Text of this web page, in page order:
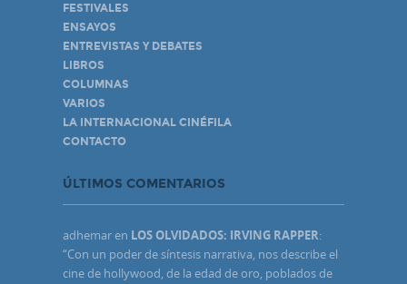
FESTIVALES
ENSAYOS
ENTREVISTAS Y DEBATES
LIBROS
COLUMNAS
VARIOS
LA INTERNACIONAL CINÉFILA
CONTACTO
ÚLTIMOS COMENTARIOS
adhemar en LOS OLVIDADOS: IRVING RAPPER:
“Con un poder de síntesis narrativa, nos describe el
cine de hollywood, de la edad de oro, poblados de